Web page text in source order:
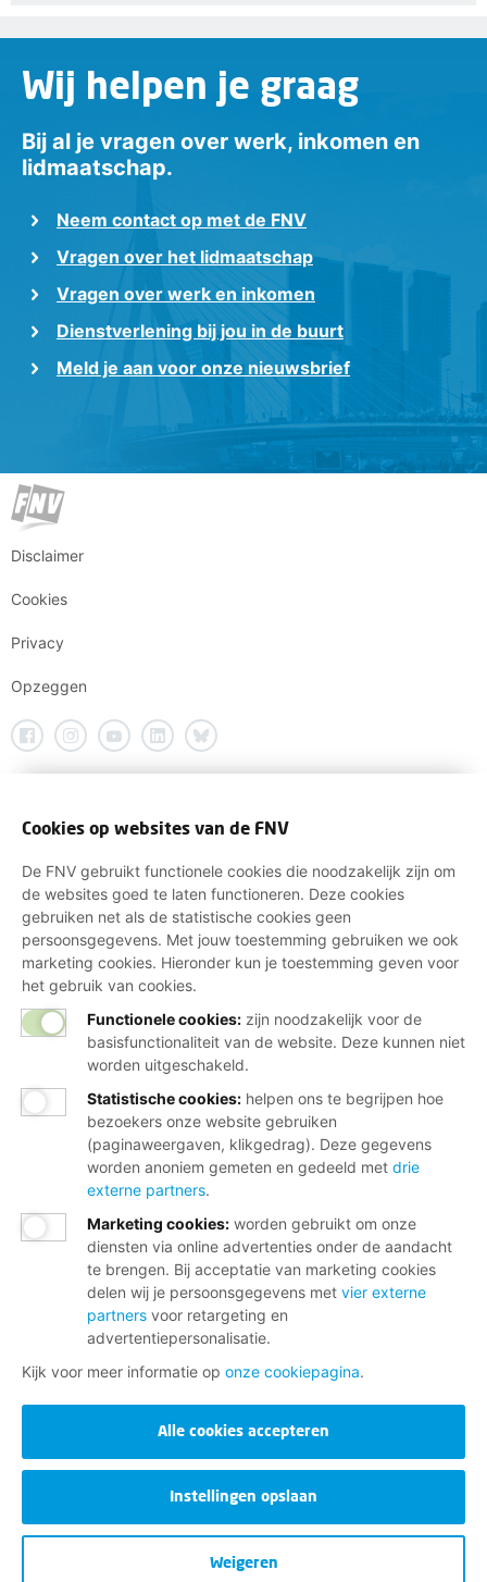
Wij helpen je graag
Bij al je vragen over werk, inkomen en
lidmaatschap.
Neem contact op met de FNV
Vragen over het lidmaatschap
Vragen over werk en inkomen
Dienstverlening bij jou in de buurt
Meld je aan voor onze nieuwsbrief
Disclaimer
Cookies
Privacy
Opzeggen
Cookies op websites van de FNV
De FNV gebruikt functionele cookies die noodzakelijk zijn om
de websites goed te laten functioneren. Deze cookies
gebruiken net als de statistische cookies geen
persoonsgegevens. Met jouw toestemming gebruiken we ook
marketing cookies. Hieronder kun je toestemming geven voor
het gebruik van cookies.
Functionele cookies: zijn noodzakelijk voor de
basisfunctionaliteit van de website. Deze kunnen niet
worden uitgeschakeld.
Statistische cookies: helpen ons te begrijpen hoe
bezoekers onze website gebruiken
(paginaweergaven, klikgedrag). Deze gegevens
worden anoniem gemeten en gedeeld met drie
externe partners.
Marketing cookies: worden gebruikt om onze
diensten via online advertenties onder de aandacht
te brengen. Bij acceptatie van marketing cookies
delen wij je persoonsgegevens met vier externe
partners voor retargeting en
advertentiepersonalisatie.
Kijk voor meer informatie op onze cookiepagina.
Alle cookies accepteren
Instellingen opslaan
Weigeren